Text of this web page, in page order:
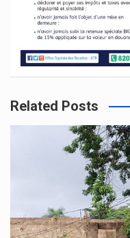
Related Posts